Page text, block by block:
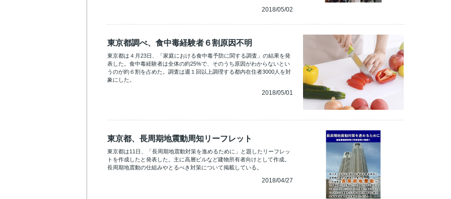
2018/05/02
東京都調べ、食中毒経験者６割原因不明
東京都は４月23日、「家庭における食中毒予防に関する調査」の結果を発
表した。食中毒経験者は全体の約25%で、そのうち原因がわからないとい
うのが約６割を占めた。調査は週１回以上調理する都内在住者3000人を対
象にした。
2018/05/01
東京都、長周期地震動周知リーフレット
東京都は11日、「長周期地震動対策を進めるために」と題したリーフレッ
トを作成したと発表した。主に高層ビルなど建物所有者向けとして作成。
長周期地震動の仕組みやとるべき対策について掲載している。
2018/04/27